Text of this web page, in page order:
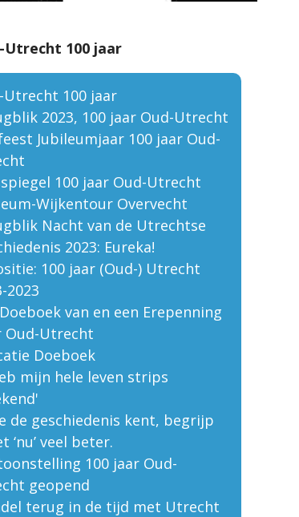
Utrecht 100 jaar
Utrecht 100 jaar
2023, 100 jaar Oud-Utrecht
Jubileumjaar 100 jaar Oud-
100 jaar Oud-Utrecht
Wijkentour Overvecht
Nacht van de Utrechtse
2023: Eureka!
100 jaar (Oud-) Utrecht
2023
van en een Erepenning
Oud-Utrecht
Doeboek
mijn hele leven strips
de geschiedenis kent, begrijp
‘nu’ veel beter.
100 jaar Oud-
geopend
terug in de tijd met Utrecht